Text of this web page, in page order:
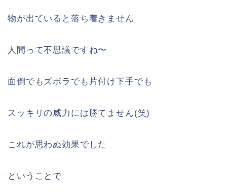
物が出ていると落ち着きません
人間って不思議ですね〜
面倒でもズボラでも片付け下手でも
スッキリの威力には勝てません(笑)
これが思わぬ効果でした
ということで